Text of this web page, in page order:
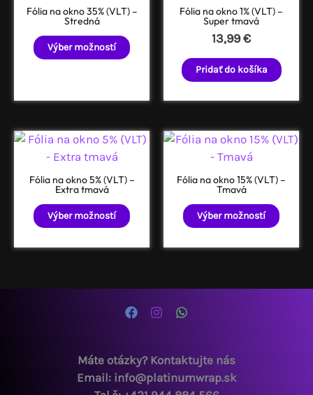
Fólia na okno 35% (VLT) –
Stredná
Výber možností
produkt
Možnosti
si
vybrať
stránke
Fólia na okno 1% (VLT) –
Super tmavá
13,99€
Pridať do košíka
Fólia na okno 5% (VLT) –
Extra tmavá
Výber možností
produkt
si
na
stránke
Fólia na okno 15% (VLT) –
Tmavá
Výber možností
Máte otázky? Kontaktujte nás
Email: info@platinumwrap.sk